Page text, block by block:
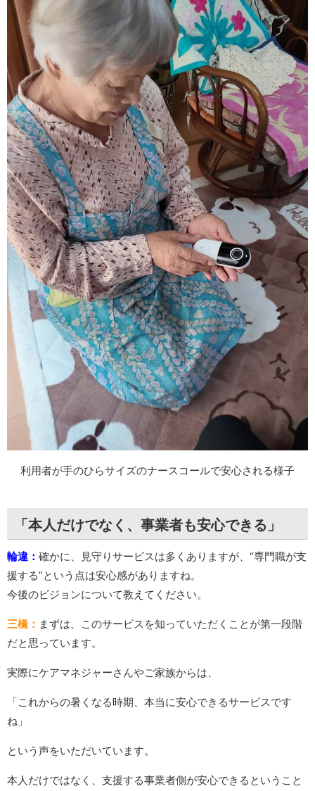
利用者が手のひらサイズのナースコールで安心される様子
「本人だけでなく、事業者も安心できる」
輪違： 確かに、見守りサービスは多くありますが、“専門職が支
援する”という点は安心感がありますね。
今後のビジョンについて教えてください。
三橋： まずは、このサービスを知っていただくことが第一段階
だと思っています。
実際にケアマネジャーさんやご家族からは、
「これからの暑くなる時期、本当に安心できるサービスです
ね」
という声をいただいています。
本人だけではなく、支援する事業者側が安心できるということ